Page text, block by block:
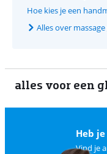
Hoe kies je een
Alles over
alles voor een
Heb
Vind je